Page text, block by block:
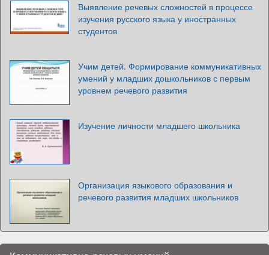
Выявление речевых сложностей в процессе
изучения русского языка у иностранных
студентов
Учим детей. Формирование коммуникативных
умений у младших дошкольников с первым
уровнем речевого развития
Изучение личности младшего школьника
Организация языкового образования и
речевого развития младших школьников